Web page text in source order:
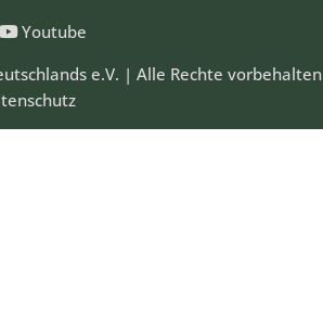
Youtube
e.V. | Alle Rechte vorbehalten